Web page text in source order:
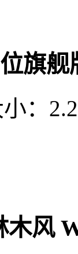
旗
：
木风